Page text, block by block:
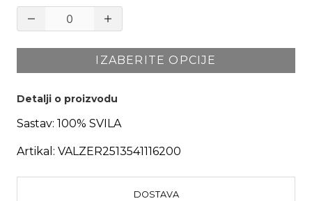
IZABERITE OPCIJE
Detalji o proizvodu
Sastav: 100% SVILA
Artikal: VALZER2513541116200
DOSTAVA